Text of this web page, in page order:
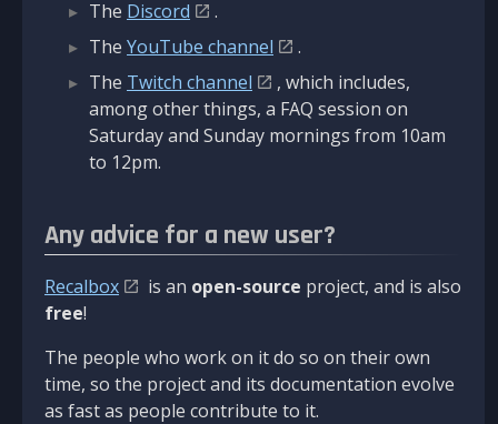
The Discord
.
The YouTube channel
.
The Twitch channel
, which includes,
among other things, a FAQ session on
Saturday and Sunday mornings from 10am
to 12pm.
Any advice for a new user?
Recalbox is an open-source project, and is also
free!
The people who work on it do so on their own
time, so the project and its documentation evolve
as fast as people contribute to it.